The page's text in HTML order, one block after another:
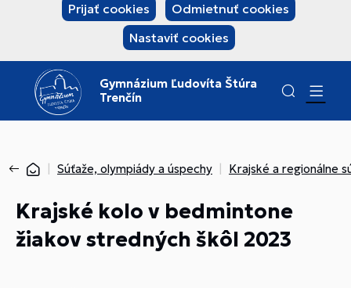
Prijať cookies
Odmietnuť cookies
Nastaviť cookies
Gymnázium Ľudovíta Štúra
Trenčín
Súťaže, olympiády a úspechy Krajské a regionálne
Krajské kolo v bedmintone
žiakov stredných škôl 2023